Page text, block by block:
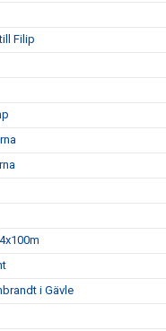
Filip
i Gävle